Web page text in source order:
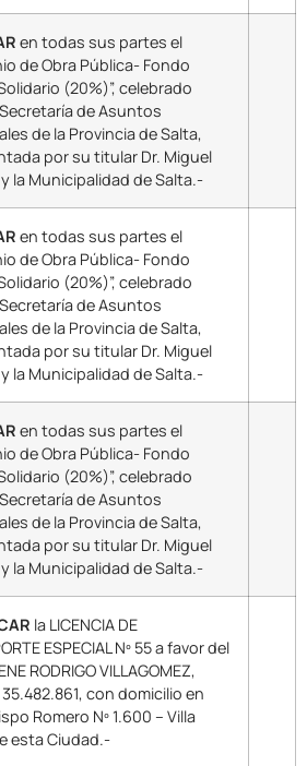
en todas sus partes el
de Obra Pública- Fondo
(20%)”, celebrado
de Asuntos
de la Provincia de Salta,
por su titular Dr. Miguel
la Municipalidad de Salta.-
en todas sus partes el
de Obra Pública- Fondo
(20%)”, celebrado
de Asuntos
de la Provincia de Salta,
por su titular Dr. Miguel
la Municipalidad de Salta.-
en todas sus partes el
de Obra Pública- Fondo
(20%)”, celebrado
de Asuntos
de la Provincia de Salta,
por su titular Dr. Miguel
la Municipalidad de Salta.-
la LICENCIA DE
ESPECIAL Nº 55 a favor del
RODRIGO VILLAGOMEZ,
35.482.861, con domicilio en
Romero Nº 1.600 – Villa
esta Ciudad.-